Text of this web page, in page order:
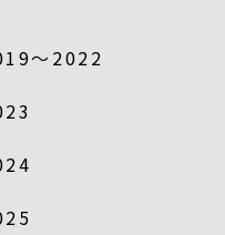
～2022